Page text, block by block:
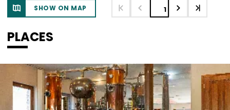
SHOW ON MAP 1
PLACES